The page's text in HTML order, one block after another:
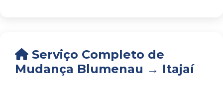
Serviço Completo de
Mudança Blumenau → Itajaí